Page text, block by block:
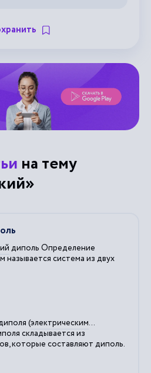
на тему
диполь Определение
называется система из двух
(электрическим...
складывается из
которые составляют диполь.